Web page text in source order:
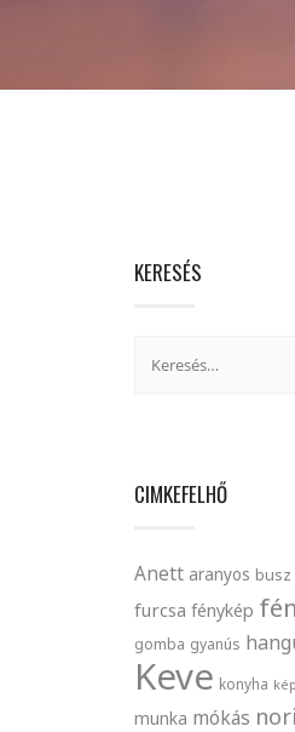
KERESÉS
CIMKEFELHŐ
Anett aranyos busz
furcsa fénykép
gomba gyanús
Keve konyha kép
munka mókás nori